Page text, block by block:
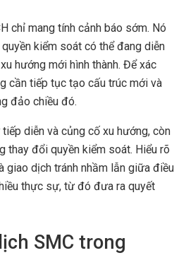
chỉ mang tính cảnh báo sớm. Nó
kiểm soát có thể đang diễn
hướng mới hình thành. Để xác
cần tiếp tục tạo cấu trúc mới và
đảo chiều đó.
diễn và củng cố xu hướng, còn
thay đổi quyền kiểm soát. Hiểu rõ
giao dịch tránh nhầm lẫn giữa điều
thực sự, từ đó đưa ra quyết
SMC trong